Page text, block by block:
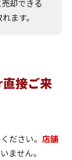
却できる
ます。
接ご来
ださい。 店舗
ません。